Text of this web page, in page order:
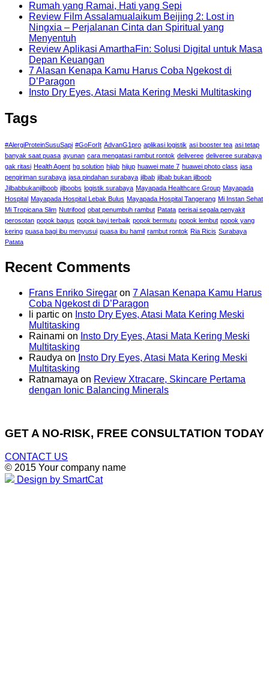
Rumah yang Ramai, Hati yang Sepi
Review Film Assalamualaikum Beijing 2: Lost in
Ningxia – Perjalanan Cinta dan Spiritual yang
Menyentuh
Review Aplikasi AmarthaFin: Solusi Digital untuk Masa
Depan Keuangan
7 Alasan Kenapa Kamu Harus Coba Ngekost di
D’Paragon
Insto Dry Eyes, Atasi Mata Kering Meski Multitasking
Tags
#AlergiProteinSusuSapi #GoForIt AdvanG1pro aplikasi logistik asi booster tea asi tetap
banyak saat puasa ayunan cara mengatasi rambut rontok deliveree deliveree surabaya
gak ritasi Health Agent hg solution hijab hijup huawei mate 7 huawei photo class jasa
pengiriman surabaya jasa pindahan surabaya jilbab jilbab bukan jilboob
Jilbabbukanjilboob jilboobs logistik surabaya Mayapada Healthcare Group Mayapada
Hospital Mayapada Hospital Lebak Bulus Mayapada Hospital Tangerang Mi Instan Sehat
Mi Tropicana Slim Nutrifood obat penumbuh rambut Patata perisai segala penyakit
perosotan popok bagus popok bayi terbaik popok bermutu popok lembut popok yang
kering puasa bagi ibu menyusui puasa ibu hamil rambut rontok Ria Ricis Surabaya
Patata
Recent Comments
Frans Enriko Siregar on 7 Alasan Kenapa Kamu Harus
Coba Ngekost di D’Paragon
li partic on Insto Dry Eyes, Atasi Mata Kering Meski
Multitasking
Rainami on Insto Dry Eyes, Atasi Mata Kering Meski
Multitasking
Raudya on Insto Dry Eyes, Atasi Mata Kering Meski
Multitasking
Ratnamaya on Review Xtracare, Skincare Pertama
dengan Ionic Balancing Minerals
GET A NO-RISK, FREE CONSULTATION TODAY
CONTACT US
© 2015 Your company name
Design by SmartCat